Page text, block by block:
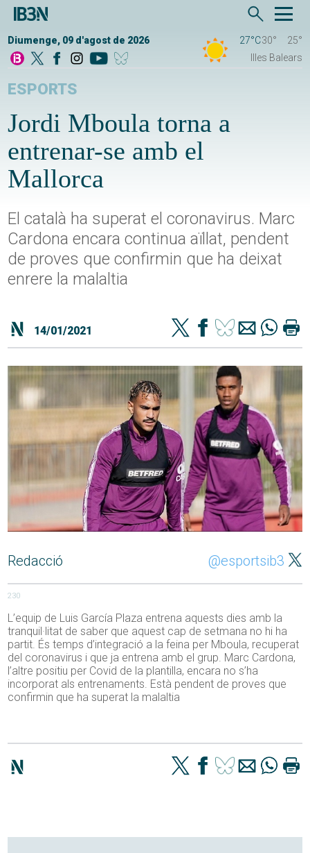
Diumenge, 09 d'agost de 2026 27°C30°
25°
Illes Balears
ESPORTS
Jordi Mboula torna a
entrenar-se amb el
Mallorca
El català ha superat el coronavirus. Marc
Cardona encara continua aïllat, pendent
de proves que confirmin que ha deixat
enrere la malaltia
14/01/2021
Redacció @esportsib3
230
L’equip de Luis García Plaza entrena aquests dies amb la
tranquil·litat de saber que aquest cap de setmana no hi ha
partit. És temps d’integració a la feina per Mboula, recuperat
del coronavirus i que ja entrena amb el grup. Marc Cardona,
l’altre positiu per Covid de la plantilla, encara no s’ha
incorporat als entrenaments. Està pendent de proves que
confirmin que ha superat la malaltia